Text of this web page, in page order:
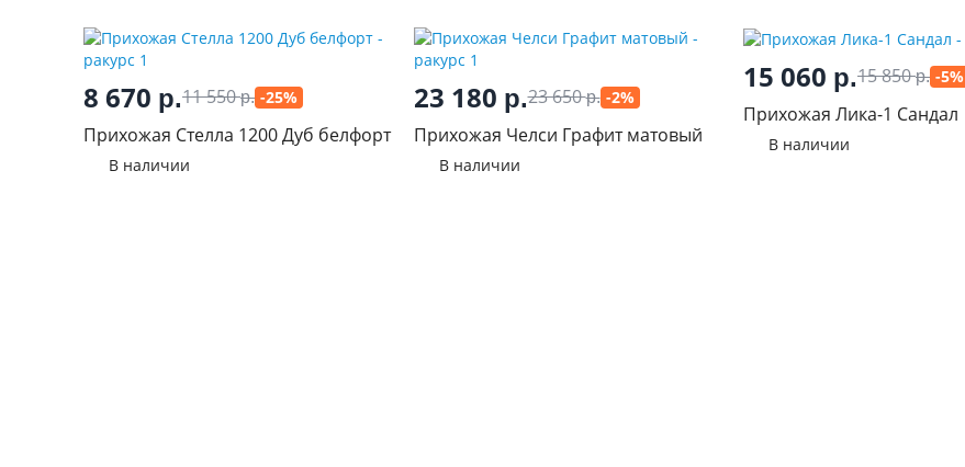
8 670 р.11 550р. -25%
Прихожая Стелла 1200 Дуб белфорт
В наличии
23 180 р.23 650р. -2%
Прихожая Челси Графит матовый
В наличии
15 060 р.15 850р. -5%
Прихожая Лика-1 Сандал
В наличии